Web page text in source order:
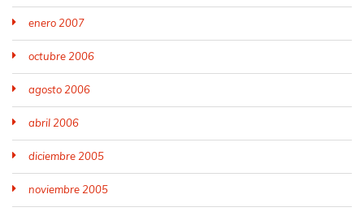
enero 2007
octubre 2006
agosto 2006
abril 2006
diciembre 2005
noviembre 2005